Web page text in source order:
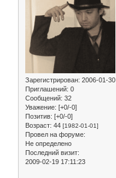
Зарегистрирован: 2006-01-30
Приглашений: 0
Сообщений: 32
Уважение: [+0/-0]
Позитив: [+0/-0]
Возраст: 44 [1982-01-01]
Провел на форуме:
Не определено
Последний визит:
2009-02-19 17:11:23